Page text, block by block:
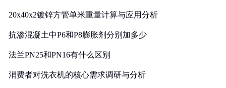
20x40x2镀锌方管单米重量计算与应用分析
抗渗混凝土中P6和P8膨胀剂分别加多少
法兰PN25和PN16有什么区别
消费者对洗衣机的核心需求调研与分析